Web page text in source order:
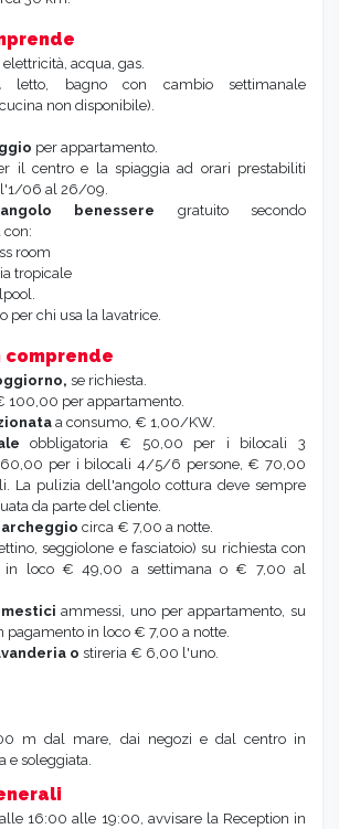
elettricità, acqua, gas.
letto, bagno con cambio settimanale
non disponibile).
per appartamento.
il centro e la spiaggia ad orari prestabiliti
06 al 26/09.
benessere gratuito secondo
con:
room
tropicale
per chi usa la lavatrice.
comprende
se richiesta.
100,00 per appartamento.
a consumo, € 1,00/KW.
obbligatoria € 50,00 per i bilocali 3
60,00 per i bilocali 4/5/6 persone, € 70,00
La pulizia dell'angolo cottura deve sempre
da parte del cliente.
circa € 7,00 a notte.
seggiolone e fasciatoio) su richiesta con
in loco € 49,00 a settimana o € 7,00 al
ammessi, uno per appartamento, su
pagamento in loco € 7,00 a notte.
o stireria € 6,00 l'uno.
m dal mare, dai negozi e dal centro in
e soleggiata.
16:00 alle 19:00, avvisare la Reception in